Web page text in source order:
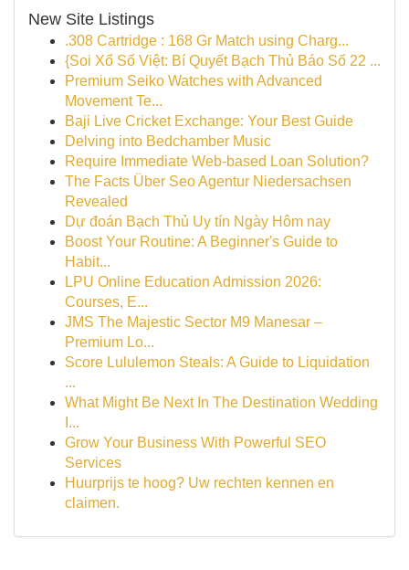
New Site Listings
.308 Cartridge : 168 Gr Match using Charg...
{Soi Xổ Số Việt: Bí Quyết Bạch Thủ Báo Số 22 ...
Premium Seiko Watches with Advanced
Movement Te...
Baji Live Cricket Exchange: Your Best Guide
Delving into Bedchamber Music
Require Immediate Web-based Loan Solution?
The Facts Über Seo Agentur Niedersachsen
Revealed
Dự đoán Bạch Thủ Uy tín Ngày Hôm nay
Boost Your Routine: A Beginner's Guide to
Habit...
LPU Online Education Admission 2026:
Courses, E...
JMS The Majestic Sector M9 Manesar –
Premium Lo...
Score Lululemon Steals: A Guide to Liquidation
...
What Might Be Next In The Destination Wedding
I...
Grow Your Business With Powerful SEO
Services
Huurprijs te hoog? Uw rechten kennen en
claimen.